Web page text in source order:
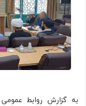
به گزارش روابط